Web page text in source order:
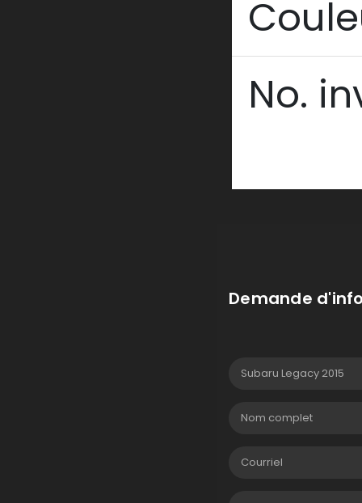
No.
Demande